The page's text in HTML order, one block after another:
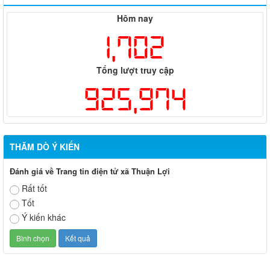
Hôm nay
1,702
Tổng lượt truy cập
925,974
THĂM DÒ Ý KIẾN
Đánh giá về Trang tin điện tử xã Thuận Lợi
Rất tốt
Tốt
Ý kiến khác